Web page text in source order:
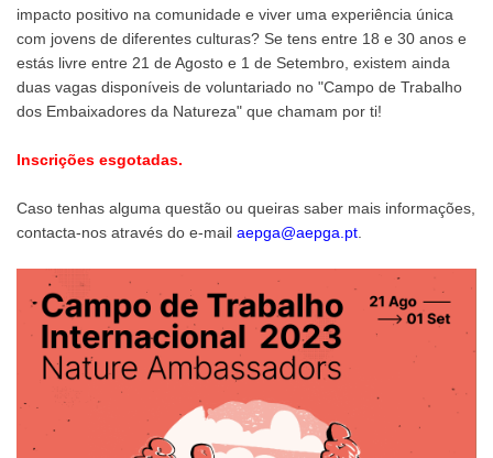
impacto positivo na comunidade e viver uma experiência única
com jovens de diferentes culturas? Se tens entre 18 e 30 anos e
estás livre entre 21 de Agosto e 1 de Setembro, existem ainda
duas vagas disponíveis de voluntariado no "Campo de Trabalho
dos Embaixadores da Natureza" que chamam por ti!
Inscrições esgotadas.
Caso tenhas alguma questão ou queiras saber mais informações,
contacta-nos através do e-mail aepga@aepga.pt